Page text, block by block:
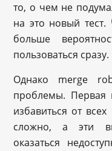
то, о чем не
на это новый
больше
пользоваться сразу.
Однако merge
проблемы. Первая
избавиться от
сложно, а эти
оказаться